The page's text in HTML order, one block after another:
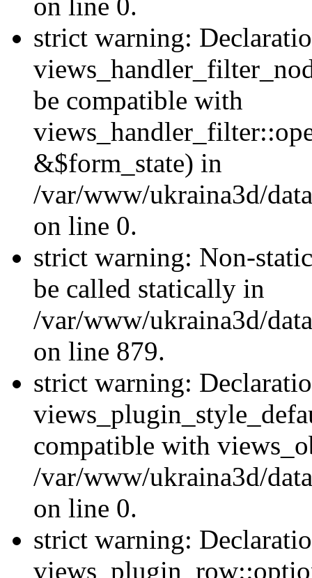
on line 0.
strict warning:
be compatible with
&$form_state) in
/var/www/ukraina3d/
on line 0.
strict warning: Non-
be called statically in
/var/www/ukraina3d/
on line 879.
strict warning:
compatible with
/var/www/ukraina3d/
on line 0.
strict warning: